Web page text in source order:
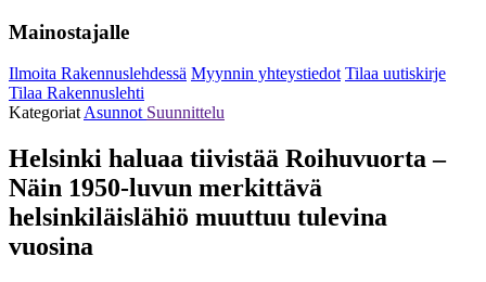
Mainostajalle
Ilmoita Rakennuslehdessä Myynnin yhteystiedot Tilaa uutiskirje
Tilaa Rakennuslehti
KategoriatAsunnot Suunnittelu
Helsinki haluaa tiivistää Roihuvuorta –
Näin 1950-luvun merkittävä
helsinkiläislähiö muuttuu tulevina
vuosina